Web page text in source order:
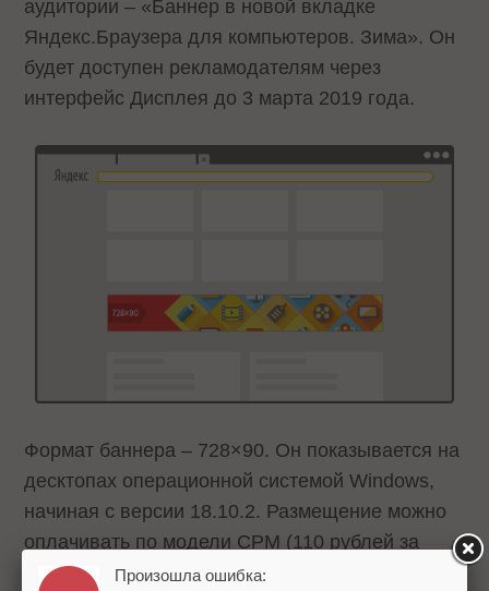
аудитории – «Баннер в новой вкладке
Яндекс.Браузера для компьютеров. Зима». Он
будет доступен рекламодателям через
интерфейс Дисплея до 3 марта 2019 года.
Формат баннера – 728×90. Он показывается на
десктопах операционной системой Windows,
начиная с версии 18.10.2. Размещение можно
оплачивать по модели CPM (110 рублей за
тысячу показов). Стоит отметить, что размер
Произошла ошибка: